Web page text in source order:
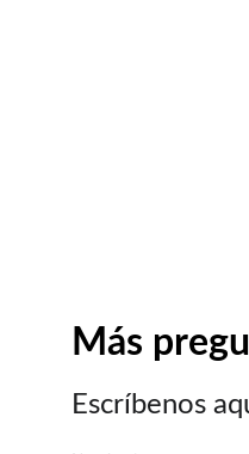
Escríbenos
Más